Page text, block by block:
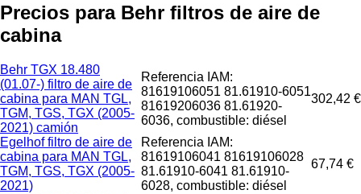
Precios para Behr filtros de aire de
cabina
Behr TGX 18.480
(01.07-) filtro de aire de
cabina para MAN TGL,
TGM, TGS, TGX (2005-
2021) camión
Referencia IAM:
81619106051 81.61910-6051
81619206036 81.61920-
6036, combustible: diésel
302,42 €
Egelhof filtro de aire de
cabina para MAN TGL,
TGM, TGS, TGX (2005-
2021)
Referencia IAM:
81619106041 81619106028
81.61910-6041 81.61910-
6028, combustible: diésel
67,74 €